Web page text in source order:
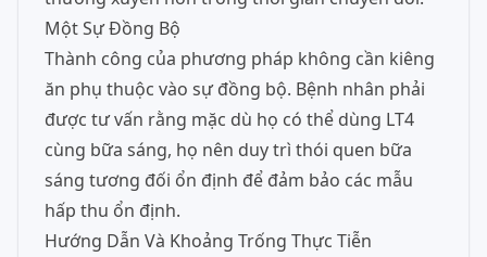
Một Sự Đồng Bộ
Thành công của phương pháp không cần kiêng
ăn phụ thuộc vào sự đồng bộ. Bệnh nhân phải
được tư vấn rằng mặc dù họ có thể dùng LT4
cùng bữa sáng, họ nên duy trì thói quen bữa
sáng tương đối ổn định để đảm bảo các mẫu
hấp thu ổn định.
Hướng Dẫn Và Khoảng Trống Thực Tiễn